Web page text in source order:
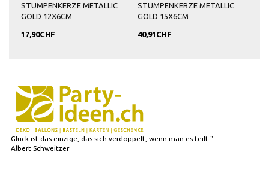
STUMPENKERZE METALLIC
GOLD 12X6CM
17,90CHF
STUMPENKERZE METALLIC
GOLD 15X6CM
40,91CHF
Glück ist das einzige, das sich verdoppelt, wenn man es teilt."
Albert Schweitzer